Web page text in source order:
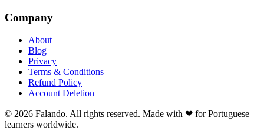
Company
About
Blog
Privacy
Terms & Conditions
Refund Policy
Account Deletion
© 2026 Falando. All rights reserved. Made with ❤ for Portuguese
learners worldwide.